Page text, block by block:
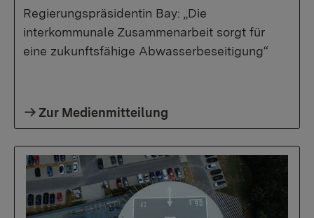
Regierungspräsidentin Bay: „Die
interkommunale Zusammenarbeit sorgt für
eine zukunftsfähige Abwasserbeseitigung“
Zur Medienmitteilung